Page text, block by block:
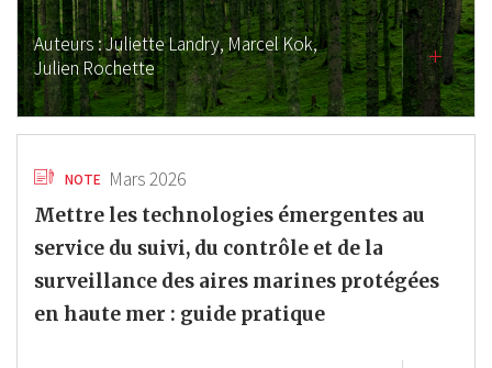
Auteurs :Juliette Landry,Marcel Kok,
Julien Rochette
NOTE Mars 2026
Mettre les technologies émergentes au
service du suivi, du contrôle et de la
surveillance des aires marines protégées
en haute mer : guide pratique